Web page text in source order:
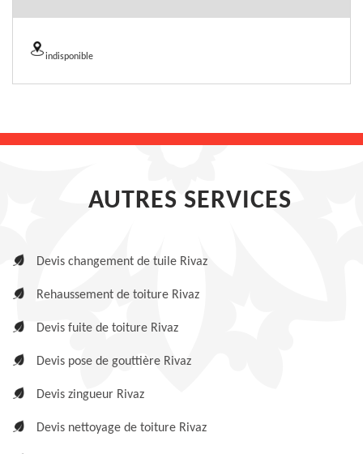
indisponible
AUTRES SERVICES
Devis changement de tuile Rivaz
Rehaussement de toiture Rivaz
Devis fuite de toiture Rivaz
Devis pose de gouttière Rivaz
Devis zingueur Rivaz
Devis nettoyage de toiture Rivaz